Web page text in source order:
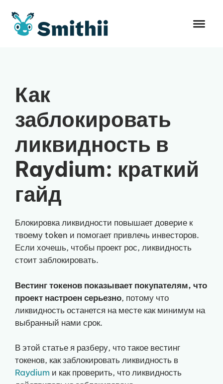
содержимому
Как
заблокировать
ликвидность в
Raydium: краткий
гайд
Блокировка ликвидности повышает доверие к
твоему token и помогает привлечь инвесторов.
Если хочешь, чтобы проект рос, ликвидность
стоит заблокировать.
Вестинг токенов показывает покупателям, что
проект настроен серьезно, потому что
ликвидность останется на месте как минимум на
выбранный нами срок.
В этой статье я разберу, что такое вестинг
токенов, как заблокировать ликвидность в
Raydium и как проверить, что ликвидность